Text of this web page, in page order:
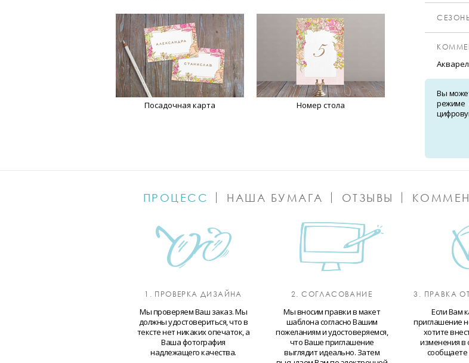
Посадочная карта Номер стола
Вы
режиме
ПРОЦЕСС НАША БУМАГА ОТЗЫВЫ
1. ПРОВЕРКА ДИЗАЙНА
Мы проверяем Ваш заказ. Мы
должны удостовериться, что в
тексте нет никаких опечаток, а
Ваша фотография
надлежащего качества.
2. СОГЛАСОВАНИЕ
Мы вносим правки в макет
шаблона согласно Вашим
пожеланиям и удостоверяемся,
что Ваше приглашение
выглядит идеально. Затем
3. ПРАВКА
Если Вам
приглашение
хотите
изменения в
сообщаете